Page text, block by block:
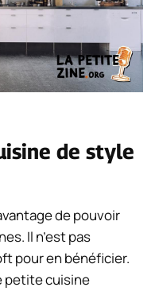
de style
de pouvoir
Il n’est pas
pour en bénéficier.
petite cuisine